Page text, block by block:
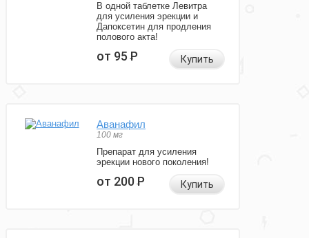
В одной таблетке Левитра
для усиления эрекции и
Дапоксетин для продления
полового акта!
от 95Р Купить
Аванафил
100 мг
Препарат для усиления
эрекции нового поколения!
от 200Р Купить